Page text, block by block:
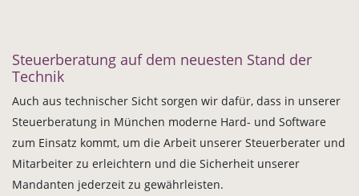
Steuerberatung auf dem neuesten Stand der
Technik
Auch aus technischer Sicht sorgen wir dafür, dass in unserer
Steuerberatung in München moderne Hard- und Software
zum Einsatz kommt, um die Arbeit unserer Steuerberater und
Mitarbeiter zu erleichtern und die Sicherheit unserer
Mandanten jederzeit zu gewährleisten.